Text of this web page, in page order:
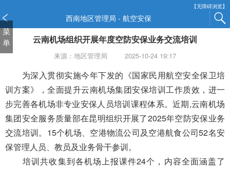
【无障碍浏览】
西南地区管理局 - 航空安保
菜
单
云南机场组织开展年度空防安保业务交流培训
来源：地区管理局 2025-10-24 19:17
为深入贯彻实施今年下发的《国家民用航空安全保卫培
训方案》，全面提升云南机场集团安保培训工作质效，进一
步完善各机场非专业安保人员培训课程体系。近期,云南机场
集团安全服务质量部在昆明组织开展了2025年空防安保业务
交流培训。15个机场、空港物流公司及空港航食公司52名安
保管理人员、教员及业务骨干参训。
培训共收集到各机场上报课件24个，内容全面涵盖了
窗
口
打
碍
说
明
页
面,
按
Alt